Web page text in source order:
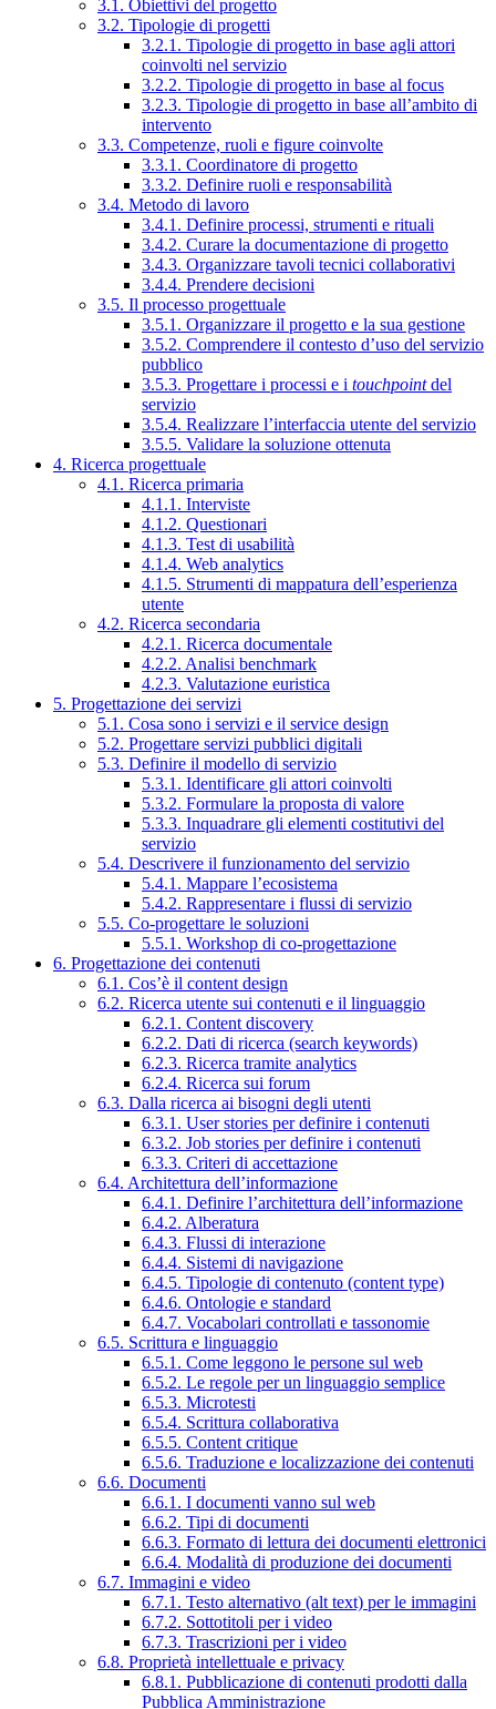
3.1. Obiettivi del progetto
3.2. Tipologie di progetti
3.2.1. Tipologie di progetto in base agli attori
coinvolti nel servizio
3.2.2. Tipologie di progetto in base al focus
3.2.3. Tipologie di progetto in base all’ambito di
intervento
3.3. Competenze, ruoli e figure coinvolte
3.3.1. Coordinatore di progetto
3.3.2. Definire ruoli e responsabilità
3.4. Metodo di lavoro
3.4.1. Definire processi, strumenti e rituali
3.4.2. Curare la documentazione di progetto
3.4.3. Organizzare tavoli tecnici collaborativi
3.4.4. Prendere decisioni
3.5. Il processo progettuale
3.5.1. Organizzare il progetto e la sua gestione
3.5.2. Comprendere il contesto d’uso del servizio
pubblico
3.5.3. Progettare i processi e i touchpointdel
servizio
3.5.4. Realizzare l’interfaccia utente del servizio
3.5.5. Validare la soluzione ottenuta
4. Ricerca progettuale
4.1. Ricerca primaria
4.1.1. Interviste
4.1.2. Questionari
4.1.3. Test di usabilità
4.1.4. Web analytics
4.1.5. Strumenti di mappatura dell’esperienza
utente
4.2. Ricerca secondaria
4.2.1. Ricerca documentale
4.2.2. Analisi benchmark
4.2.3. Valutazione euristica
5. Progettazione dei servizi
5.1. Cosa sono i servizi e il service design
5.2. Progettare servizi pubblici digitali
5.3. Definire il modello di servizio
5.3.1. Identificare gli attori coinvolti
5.3.2. Formulare la proposta di valore
5.3.3. Inquadrare gli elementi costitutivi del
servizio
5.4. Descrivere il funzionamento del servizio
5.4.1. Mappare l’ecosistema
5.4.2. Rappresentare i flussi di servizio
5.5. Co-progettare le soluzioni
5.5.1. Workshop di co-progettazione
6. Progettazione dei contenuti
6.1. Cos’è il content design
6.2. Ricerca utente sui contenuti e il linguaggio
6.2.1. Content discovery
6.2.2. Dati di ricerca (search keywords)
6.2.3. Ricerca tramite analytics
6.2.4. Ricerca sui forum
6.3. Dalla ricerca ai bisogni degli utenti
6.3.1. User stories per definire i contenuti
6.3.2. Job stories per definire i contenuti
6.3.3. Criteri di accettazione
6.4. Architettura dell’informazione
6.4.1. Definire l’architettura dell’informazione
6.4.2. Alberatura
6.4.3. Flussi di interazione
6.4.4. Sistemi di navigazione
6.4.5. Tipologie di contenuto (content type)
6.4.6. Ontologie e standard
6.4.7. Vocabolari controllati e tassonomie
6.5. Scrittura e linguaggio
6.5.1. Come leggono le persone sul web
6.5.2. Le regole per un linguaggio semplice
6.5.3. Microtesti
6.5.4. Scrittura collaborativa
6.5.5. Content critique
6.5.6. Traduzione e localizzazione dei contenuti
6.6. Documenti
6.6.1. I documenti vanno sul web
6.6.2. Tipi di documenti
6.6.3. Formato di lettura dei documenti elettronici
6.6.4. Modalità di produzione dei documenti
6.7. Immagini e video
6.7.1. Testo alternativo (alt text) per le immagini
6.7.2. Sottotitoli per i video
6.7.3. Trascrizioni per i video
6.8. Proprietà intellettuale e privacy
6.8.1. Pubblicazione di contenuti prodotti dalla
Pubblica Amministrazione